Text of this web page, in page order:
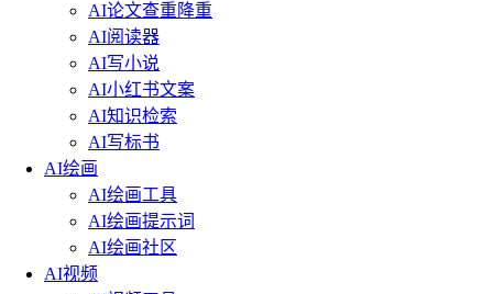
AI论文查重降重
AI阅读器
AI写小说
AI小红书文案
AI知识检索
AI写标书
AI绘画
AI绘画工具
AI绘画提示词
AI绘画社区
AI视频